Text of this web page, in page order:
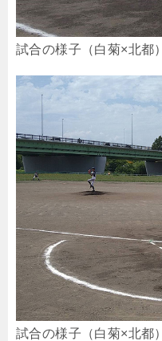
試合の様子（白菊×北都）
試合の様子（白菊×北都）